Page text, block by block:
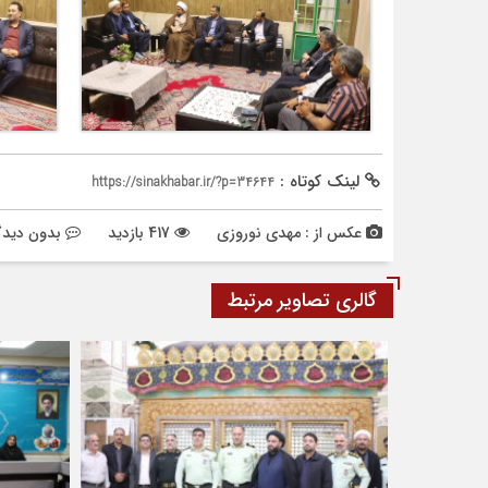
لینک کوتاه : https://sinakhabar.ir/?p=34644
عکس از : مهدی نوروزی بدون
گالری تصاویر مرتبط